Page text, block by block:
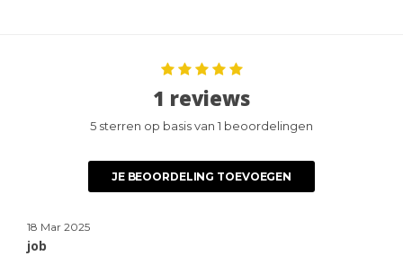
1 reviews
5 sterren op basis van 1 beoordelingen
JE BEOORDELING TOEVOEGEN
18 Mar 2025
job